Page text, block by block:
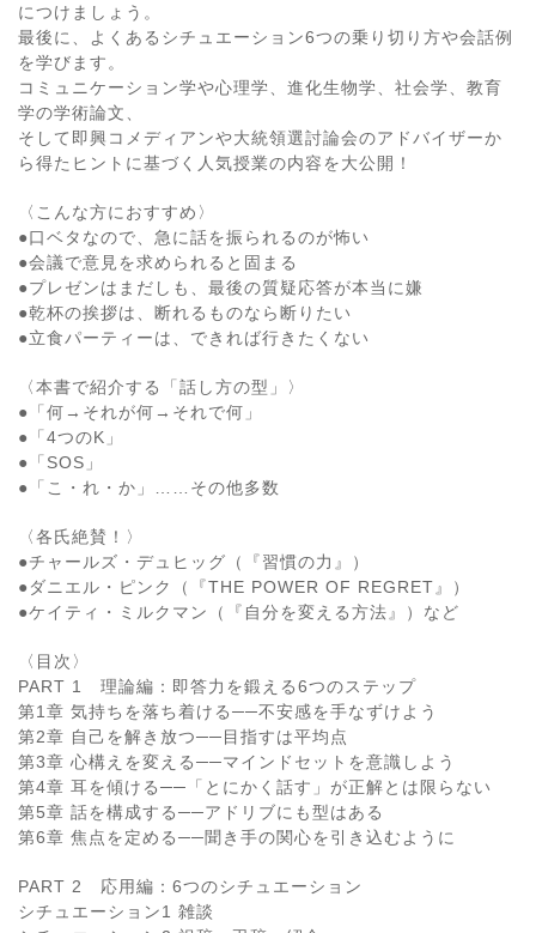
につけましょう。
最後に、よくあるシチュエーション6つの乗り切り方や会話例
を学びます。
コミュニケーション学や心理学、進化生物学、社会学、教育
学の学術論文、
そして即興コメディアンや大統領選討論会のアドバイザーか
ら得たヒントに基づく人気授業の内容を大公開！
〈こんな方におすすめ〉
●口ベタなので、急に話を振られるのが怖い
●会議で意見を求められると固まる
●プレゼンはまだしも、最後の質疑応答が本当に嫌
●乾杯の挨拶は、断れるものなら断りたい
●立食パーティーは、できれば行きたくない
〈本書で紹介する「話し方の型」〉
●「何→それが何→それで何」
●「4つのK」
●「SOS」
●「こ・れ・か」……その他多数
〈各氏絶賛！〉
●チャールズ・デュヒッグ（『習慣の力』）
●ダニエル・ピンク（『THE POWER OF REGRET』）
●ケイティ・ミルクマン（『自分を変える方法』）など
〈目次〉
PART 1 理論編：即答力を鍛える6つのステップ
第1章 気持ちを落ち着ける──不安感を手なずけよう
第2章 自己を解き放つ──目指すは平均点
第3章 心構えを変える──マインドセットを意識しよう
第4章 耳を傾ける──「とにかく話す」が正解とは限らない
第5章 話を構成する──アドリブにも型はある
第6章 焦点を定める──聞き手の関心を引き込むように
PART 2 応用編：6つのシチュエーション
シチュエーション1 雑談